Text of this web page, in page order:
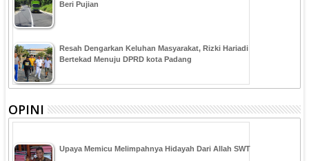
Beri Pujian
Resah Dengarkan Keluhan Masyarakat, Rizki Hariadi
Bertekad Menuju DPRD kota Padang
OPINI
Upaya Memicu Melimpahnya Hidayah Dari Allah SWT